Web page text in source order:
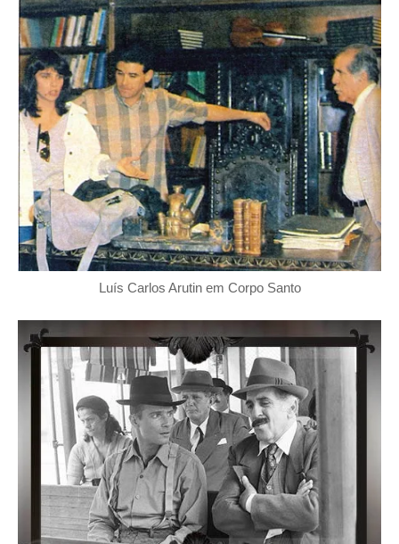
Luís Carlos Arutin em Corpo Santo